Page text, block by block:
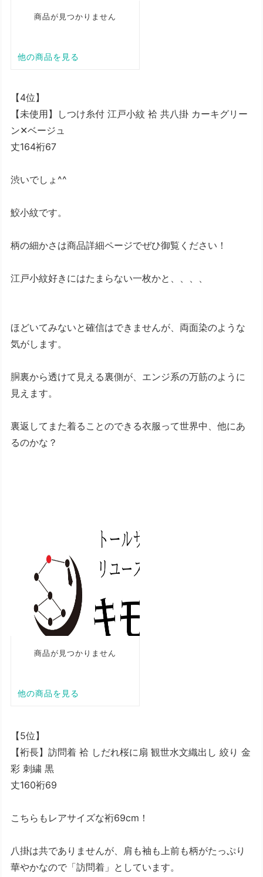
【4位】
【未使用】しつけ糸付 江戸小紋 袷 共八掛 カーキグリー
ン✕ベージュ
丈164裄67
渋いでしょ^^
鮫小紋です。
柄の細かさは商品詳細ページでぜひ御覧ください！
江戸小紋好きにはたまらない一枚かと、、、、
ほどいてみないと確信はできませんが、両面染のような
気がします。
胴裏から透けて見える裏側が、エンジ系の万筋のように
見えます。
裏返してまた着ることのできる衣服って世界中、他にあ
るのかな？
【5位】
【裄長】訪問着 袷 しだれ桜に扇 観世水文織出し 絞り 金
彩 刺繍 黒
丈160裄69
こちらもレアサイズな裄69cm！
八掛は共でありませんが、肩も袖も上前も柄がたっぷり
華やかなので「訪問着」としています。